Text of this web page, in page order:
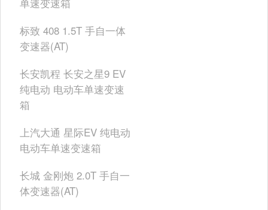
标致 408 1.5T 手自一体
变速器(AT)
长安凯程 长安之星9 EV
纯电动 电动车单速变速
箱
上汽大通 星际EV 纯电动
电动车单速变速箱
长城 金刚炮 2.0T 手自一
体变速器(AT)